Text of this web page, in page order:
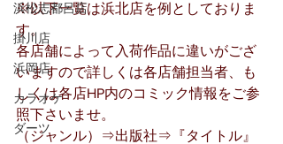
浜松志都呂店
掛川店
浜岡店
カラオケ
ダーツ
※以下一覧は浜北店を例としておりま
す。
各店舗によって入荷作品に違いがござ
いますので詳しくは各店舗担当者、も
しくは各店HP内のコミック情報をご参
照下さいませ。
（ジャンル）⇒出版社⇒『タイトル』